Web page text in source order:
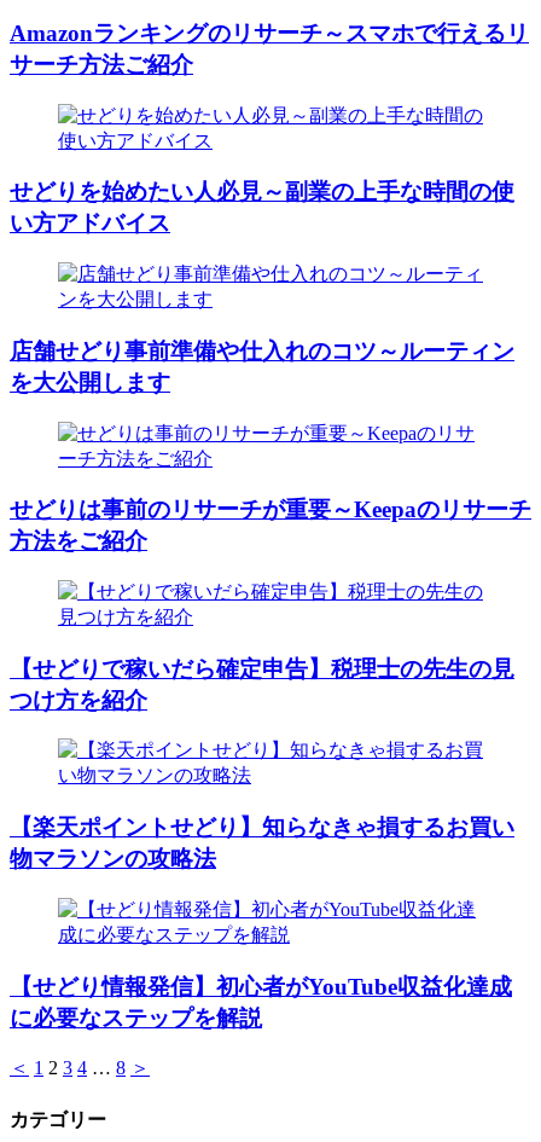
Amazonランキングのリサーチ～スマホで行えるリ
サーチ方法ご紹介
せどりを始めたい人必見～副業の上手な時間の使
い方アドバイス
店舗せどり事前準備や仕入れのコツ～ルーティン
を大公開します
せどりは事前のリサーチが重要～Keepaのリサーチ
方法をご紹介
【せどりで稼いだら確定申告】税理士の先生の見
つけ方を紹介
【楽天ポイントせどり】知らなきゃ損するお買い
物マラソンの攻略法
【せどり情報発信】初心者がYouTube収益化達成
に必要なステップを解説
＜ 1 2 3 4 … 8 ＞
カテゴリー